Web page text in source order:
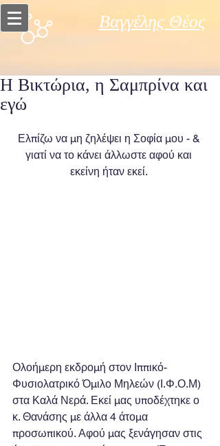
Βαγγέλης Θέος
Η Βικτώρια, η Σαμπρίνα και
εγώ
Ελπίζω να μη ζηλέψει η Σοφία μου - &
γιατί να το κάνει άλλωστε αφού και
εκείνη ήταν εκεί.
Ολοήμερη εκδρομή στον Ιππικό-
Φυσιολατρικό Όμιλο Μηλεών (Ι.Φ.Ο.Μ)
στα Καλά Νερά. Εκεί μας υποδέχτηκε ο
κ. Θανάσης με άλλα 4 άτομα
προσωπικού. Αφού μας ξενάγησαν στις